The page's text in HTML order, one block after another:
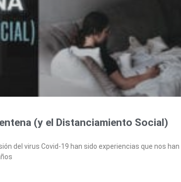
(y el Distanciamiento Social)
del virus Covid-19 han sido experiencias que nos han